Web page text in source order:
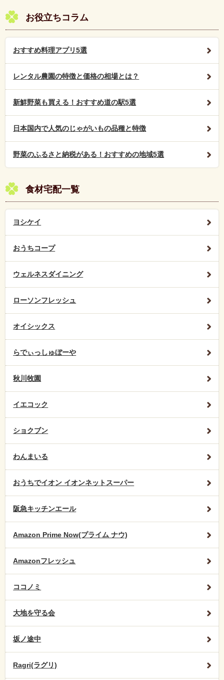
お役立ちコラム
おすすめ料理アプリ5選
レンタル農園の特徴と価格の相場とは？
新鮮野菜も買える！おすすめ道の駅5選
日本国内で人気のじゃがいもの品種と特徴
野菜のふるさと納税がある！おすすめの地域5選
食材宅配一覧
ヨシケイ
おうちコープ
ウェルネスダイニング
ローソンフレッシュ
オイシックス
らでぃっしゅぼーや
秋川牧園
イエコック
ショクブン
わんまいる
おうちでイオン イオンネットスーパー
阪急キッチンエール
Amazon Prime Now(プライム ナウ)
Amazonフレッシュ
ココノミ
大地を守る会
坂ノ途中
Ragri(ラグリ)